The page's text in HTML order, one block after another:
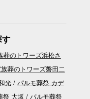
葬のトワーズ浜松さ
葬のトワーズ磐田二
光
パルモ葬祭 カデ
祭 大坂
パルモ葬祭